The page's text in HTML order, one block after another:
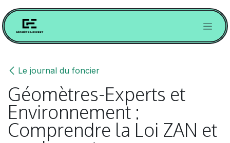
Le journal du foncier
Géomètres-Experts et
Environnement :
Comprendre la Loi ZAN et